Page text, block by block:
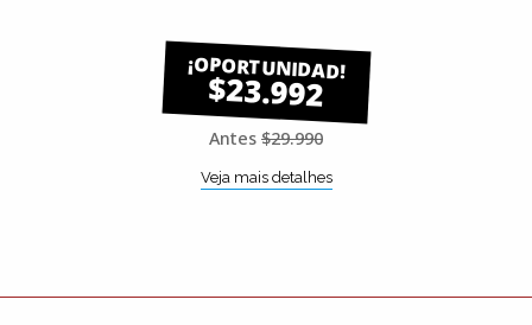
$23.992
Antes $29.990
Veja mais detalhes